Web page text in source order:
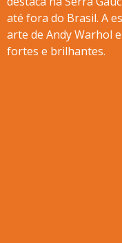
até fora do Brasil. A
arte de Andy Warhol
fortes e brilhantes.